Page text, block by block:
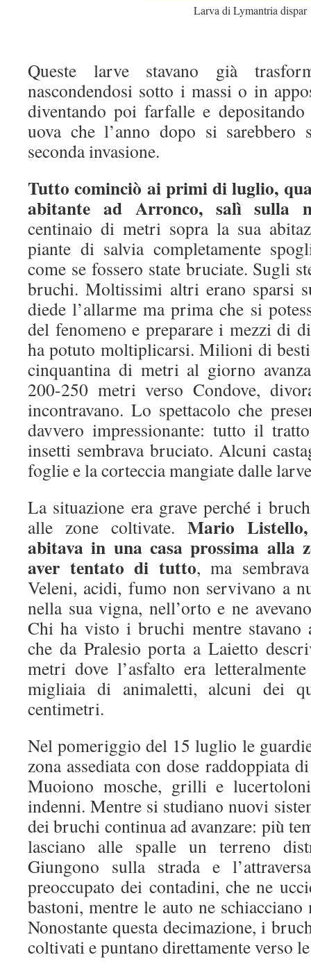
Larva di Lymantria dispar
Queste larve stavano già
nascondendosi sotto i massi o in
diventando poi farfalle e
uova che l’anno dopo si sarebbero
seconda invasione.
Tutto cominciò ai primi di luglio,
abitante ad Arronco, salì sulla
centinaio di metri sopra la sua
piante di salvia completamente
come se fossero state bruciate. Sugli
bruchi. Moltissimi altri erano sparsi
diede l’allarme ma prima che si
del fenomeno e preparare i mezzi di
ha potuto moltiplicarsi. Milioni di
cinquantina di metri al giorno
200-250 metri verso Condove,
incontravano. Lo spettacolo che
davvero impressionante: tutto il
insetti sembrava bruciato. Alcuni
foglie e la corteccia mangiate dalle
La situazione era grave perché i
alle zone coltivate. Mario
abitava in una casa prossima alla
aver tentato di tutto, ma
Veleni, acidi, fumo non servivano a
nella sua vigna, nell’orto e ne
Chi ha visto i bruchi mentre stavano
che da Pralesio porta a Laietto
metri dove l’asfalto era
migliaia di animaletti, alcuni dei
centimetri.
Nel pomeriggio del 15 luglio le
zona assediata con dose raddoppiata
Muoiono mosche, grilli e
indenni. Mentre si studiano nuovi
dei bruchi continua ad avanzare: più
lasciano alle spalle un terreno
Giungono sulla strada e
preoccupato dei contadini, che ne
bastoni, mentre le auto ne
Nonostante questa decimazione, i
coltivati e puntano direttamente verso le